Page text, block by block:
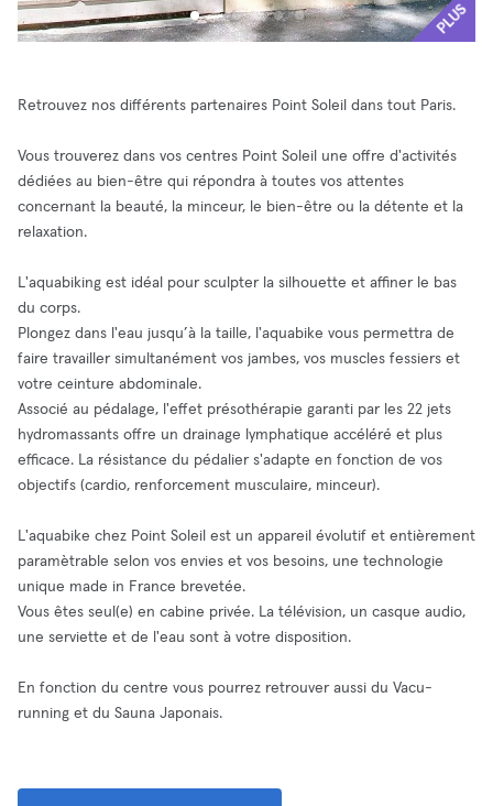
PLUS
Retrouvez nos différents partenaires Point Soleil dans tout Paris.
Vous trouverez dans vos centres Point Soleil une offre d'activités
dédiées au bien-être qui répondra à toutes vos attentes
concernant la beauté, la minceur, le bien-être ou la détente et la
relaxation.
L'aquabiking est idéal pour sculpter la silhouette et affiner le bas
du corps.
Plongez dans l'eau jusqu’à la taille, l'aquabike vous permettra de
faire travailler simultanément vos jambes, vos muscles fessiers et
votre ceinture abdominale.
Associé au pédalage, l'effet présothérapie garanti par les 22 jets
hydromassants offre un drainage lymphatique accéléré et plus
efficace. La résistance du pédalier s'adapte en fonction de vos
objectifs (cardio, renforcement musculaire, minceur).
L'aquabike chez Point Soleil est un appareil évolutif et entièrement
paramètrable selon vos envies et vos besoins, une technologie
unique made in France brevetée.
Vous êtes seul(e) en cabine privée. La télévision, un casque audio,
une serviette et de l'eau sont à votre disposition.
En fonction du centre vous pourrez retrouver aussi du Vacu-
running et du Sauna Japonais.